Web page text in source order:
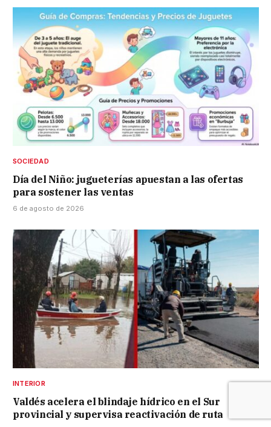
SOCIEDAD
Día del Niño: jugueterías apuestan a las ofertas
para sostener las ventas
6 de agosto de 2026
INTERIOR
Valdés acelera el blindaje hídrico en el Sur
provincial y supervisa reactivación de ruta